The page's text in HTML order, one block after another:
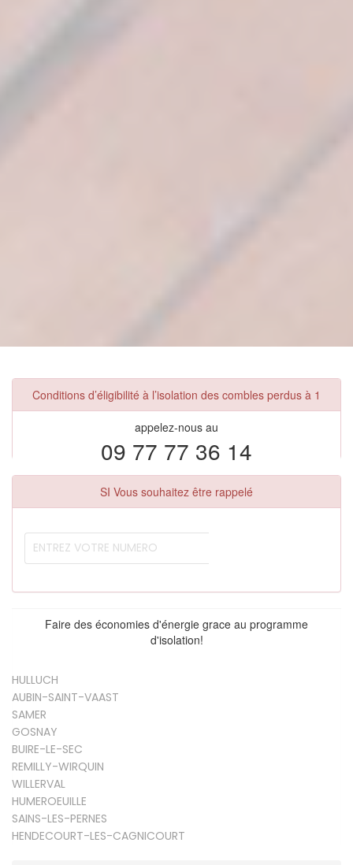
Conditions d’éligibilité à l’isolation des combles perdus à 1
appelez-nous au
09 77 77 36 14
SI Vous souhaitez être rappelé
Faire des économies d'énergie grace au programme
d'isolation!
HULLUCH
AUBIN-SAINT-VAAST
SAMER
GOSNAY
BUIRE-LE-SEC
REMILLY-WIRQUIN
WILLERVAL
HUMEROEUILLE
SAINS-LES-PERNES
HENDECOURT-LES-CAGNICOURT